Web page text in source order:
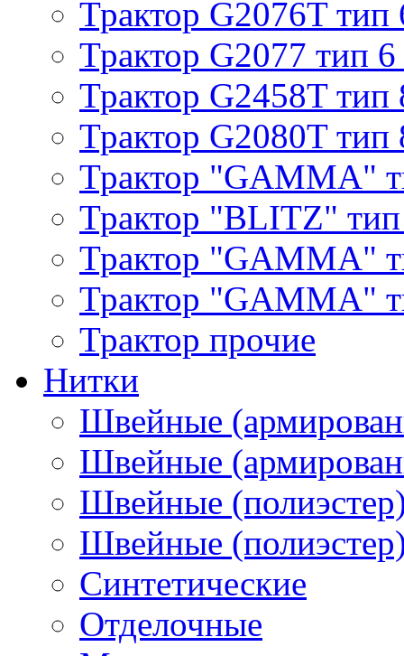
Трактор G2076T тип
Трактор G2077 тип 6
Трактор G2458T тип
Трактор G2080T тип
Трактор "GAMMA"
Трактор "BLITZ"
Трактор "GAMMA"
Трактор "GAMMA"
Трактор прочие
Нитки
Швейные
Швейные
Швейные
Швейные
Синтетические
Отделочные